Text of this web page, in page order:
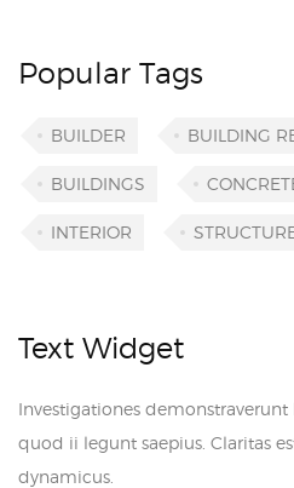
Popular Tags
BUILDER BUILDING
BUILDINGS
INTERIOR
Text Widget
Investigationes
quod ii legunt saepius. Claritas
dynamicus.